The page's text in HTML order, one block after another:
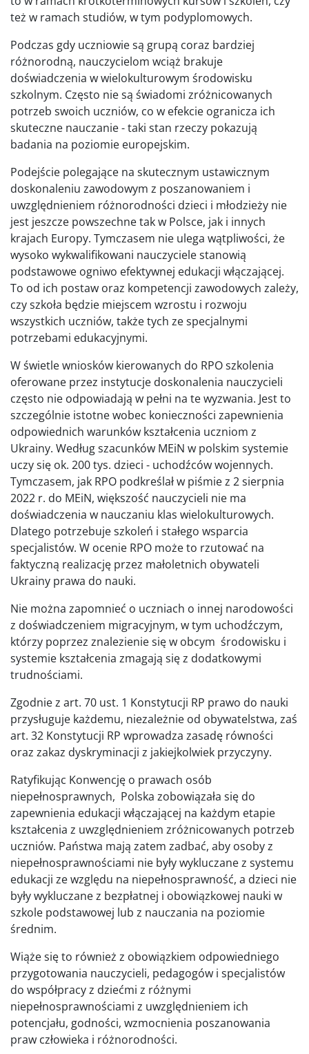
też w ramach studiów, w tym podyplomowych.
Podczas gdy uczniowie są grupą coraz bardziej
różnorodną, nauczycielom wciąż brakuje
doświadczenia w wielokulturowym środowisku
szkolnym. Często nie są świadomi zróżnicowanych
potrzeb swoich uczniów, co w efekcie ogranicza ich
skuteczne nauczanie - taki stan rzeczy pokazują
badania na poziomie europejskim.
Podejście polegające na skutecznym ustawicznym
doskonaleniu zawodowym z poszanowaniem i
uwzględnieniem różnorodności dzieci i młodzieży nie
jest jeszcze powszechne tak w Polsce, jak i innych
krajach Europy. Tymczasem nie ulega wątpliwości, że
wysoko wykwalifikowani nauczyciele stanowią
podstawowe ogniwo efektywnej edukacji włączającej.
To od ich postaw oraz kompetencji zawodowych zależy,
czy szkoła będzie miejscem wzrostu i rozwoju
wszystkich uczniów, także tych ze specjalnymi
potrzebami edukacyjnymi.
W świetle wniosków kierowanych do RPO szkolenia
oferowane przez instytucje doskonalenia nauczycieli
często nie odpowiadają w pełni na te wyzwania. Jest to
szczególnie istotne wobec konieczności zapewnienia
odpowiednich warunków kształcenia uczniom z
Ukrainy. Według szacunków MEiN w polskim systemie
uczy się ok. 200 tys. dzieci - uchodźców wojennych.
Tymczasem, jak RPO podkreślał w piśmie z 2 sierpnia
2022 r. do MEiN, większość nauczycieli nie ma
doświadczenia w nauczaniu klas wielokulturowych.
Dlatego potrzebuje szkoleń i stałego wsparcia
specjalistów. W ocenie RPO może to rzutować na
faktyczną realizację przez małoletnich obywateli
Ukrainy prawa do nauki.
Nie można zapomnieć o uczniach o innej narodowości
z doświadczeniem migracyjnym, w tym uchodźczym,
którzy poprzez znalezienie się w obcym środowisku i
systemie kształcenia zmagają się z dodatkowymi
trudnościami.
Zgodnie z art. 70 ust. 1 Konstytucji RP prawo do nauki
przysługuje każdemu, niezależnie od obywatelstwa, zaś
art. 32 Konstytucji RP wprowadza zasadę równości
oraz zakaz dyskryminacji z jakiejkolwiek przyczyny.
Ratyfikując Konwencję o prawach osób
niepełnosprawnych, Polska zobowiązała się do
zapewnienia edukacji włączającej na każdym etapie
kształcenia z uwzględnieniem zróżnicowanych potrzeb
uczniów. Państwa mają zatem zadbać, aby osoby z
niepełnosprawnościami nie były wykluczane z systemu
edukacji ze względu na niepełnosprawność, a dzieci nie
były wykluczane z bezpłatnej i obowiązkowej nauki w
szkole podstawowej lub z nauczania na poziomie
średnim.
Wiąże się to również z obowiązkiem odpowiedniego
przygotowania nauczycieli, pedagogów i specjalistów
do współpracy z dziećmi z różnymi
niepełnosprawnościami z uwzględnieniem ich
potencjału, godności, wzmocnienia poszanowania
praw człowieka i różnorodności.